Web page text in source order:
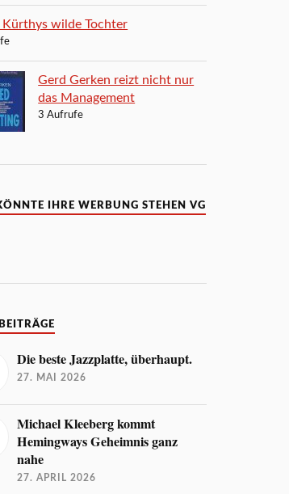
Kürthys wilde Tochter
Gerd Gerken reizt nicht nur
das Management
3 Aufrufe
IHRE WERBUNG STEHEN VG
Die beste Jazzplatte, überhaupt.
27. MAI 2026
Michael Kleeberg kommt
Hemingways Geheimnis ganz
nahe
27. APRIL 2026